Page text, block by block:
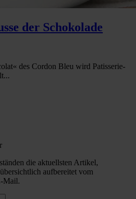
der Schokolade
des Cordon Bleu wird Patisserie-
die aktuellsten Artikel,
aufbereitet vom
Mail.